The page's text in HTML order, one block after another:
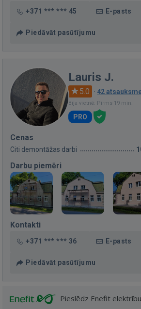
+371 *** *** 45 E-pasts
Piedāvāt pasūtījumu
Lauris J.
5.0 · 42
Bija vietnē: Pirms 19 min.
PRO
Cenas
Citi demontāžas darbi
Darbu piemēri
Kontakti
+371 *** *** 36 E-pasts
Piedāvāt pasūtījumu
Pieslēdz Enefit